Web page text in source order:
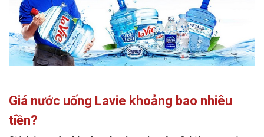
Giá nước uống Lavie khoảng bao nhiêu
tiền?